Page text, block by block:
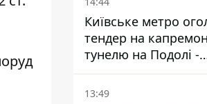
Київське метро
тендер на
тунелю на Подолі -
триватиме майже
13:49